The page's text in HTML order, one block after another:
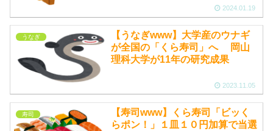
2024.01.19
うなぎ
【うなぎwww】大学産のウナギ
が全国の「くら寿司」へ 岡山
理科大学が11年の研究成果
2023.11.05
寿司
【寿司www】くら寿司「ビッく
らポン！」１皿１０円加算で当選